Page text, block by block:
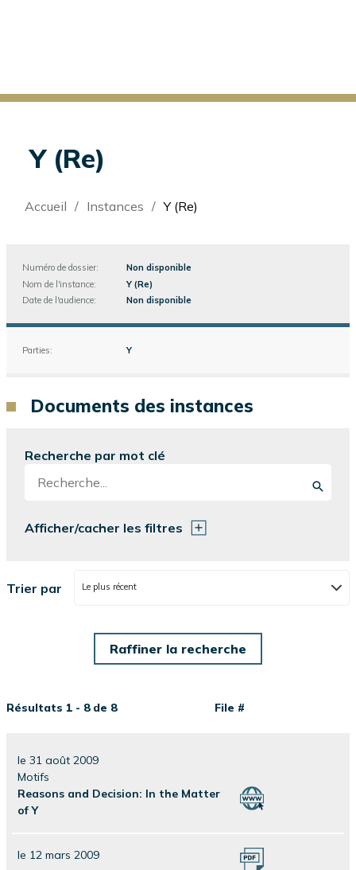
Y (Re)
Fil
Accueil Instances Y (Re)
Numéro de dossier:
Non disponible
Nom de l'instance:
Y (Re)
Date de l'audience:
Non disponible
Parties: Y
Documents des instances
Recherche par mot clé
Afficher/cacher les filtres
Trier par Le plus récent
Résultats 1 - 8 de 8 File #
le 31 août 2009
Motifs
Reasons and Decision: In the Matter
of Y
le 12 mars 2009